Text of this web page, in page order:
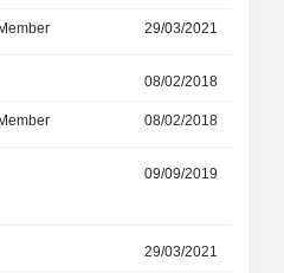
29/03/2021
08/02/2018
08/02/2018
09/09/2019
29/03/2021